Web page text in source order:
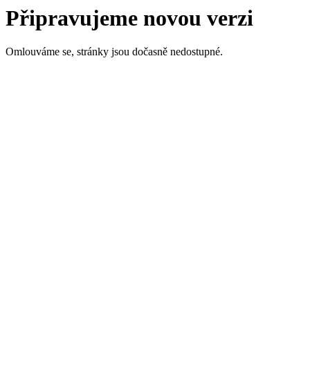
Připravujeme novou verzi
Omlouváme se, stránky jsou dočasně nedostupné.